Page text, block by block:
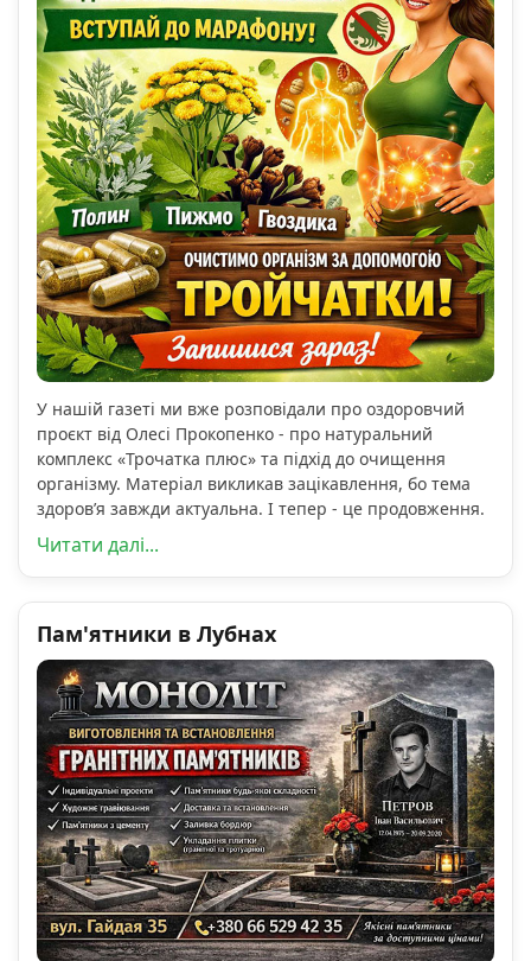
У нашій газеті ми вже розповідали про оздоровчий
проєкт від Олесі Прокопенко - про натуральний
комплекс «Трочатка плюс» та підхід до очищення
організму. Матеріал викликав зацікавлення, бо тема
здоров’я завжди актуальна. І тепер - це продовження.
Читати далі...
Пам'ятники в Лубнах